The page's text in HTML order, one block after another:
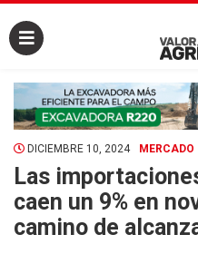
DICIEMBRE 10, 2024 MERCADO
Las
caen un 9% en
camino de